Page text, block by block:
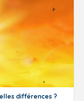
différences ?